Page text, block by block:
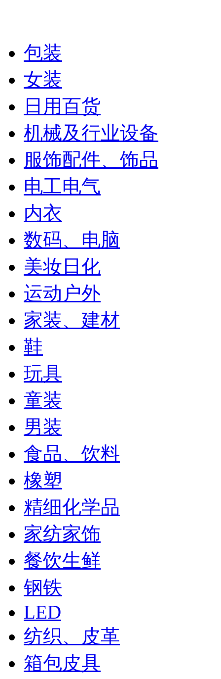
包装
女装
日用百货
机械及行业设备
服饰配件、饰品
电工电气
内衣
数码、电脑
美妆日化
运动户外
家装、建材
鞋
玩具
童装
男装
食品、饮料
橡塑
精细化学品
家纺家饰
餐饮生鲜
钢铁
LED
纺织、皮革
箱包皮具